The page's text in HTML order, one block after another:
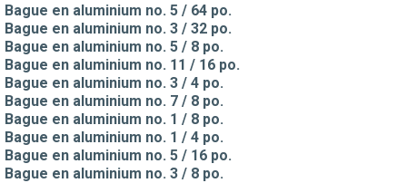
Bague en aluminium no. 5 / 64 po.
Bague en aluminium no. 3 / 32 po.
Bague en aluminium no. 5 / 8 po.
Bague en aluminium no. 11 / 16 po.
Bague en aluminium no. 3 / 4 po.
Bague en aluminium no. 7 / 8 po.
Bague en aluminium no. 1 / 8 po.
Bague en aluminium no. 1 / 4 po.
Bague en aluminium no. 5 / 16 po.
Bague en aluminium no. 3 / 8 po.